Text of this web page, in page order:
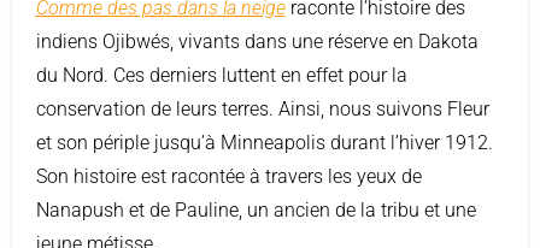
Comme des pas dans la neigeraconte l’histoire des
indiens Ojibwés, vivants dans une réserve en Dakota
du Nord. Ces derniers luttent en effet pour la
conservation de leurs terres. Ainsi, nous suivons Fleur
et son périple jusqu’à Minneapolis durant l’hiver 1912.
Son histoire est racontée à travers les yeux de
Nanapush et de Pauline, un ancien de la tribu et une